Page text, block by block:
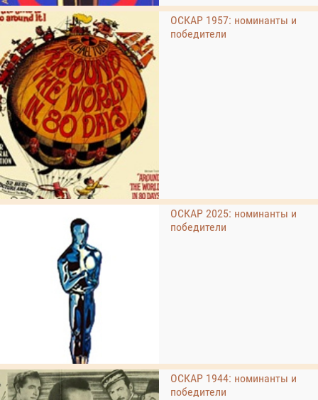
ОСКАР 1957: номинанты и
победители
ОСКАР 2025: номинанты и
победители
ОСКАР 1944: номинанты и
победители